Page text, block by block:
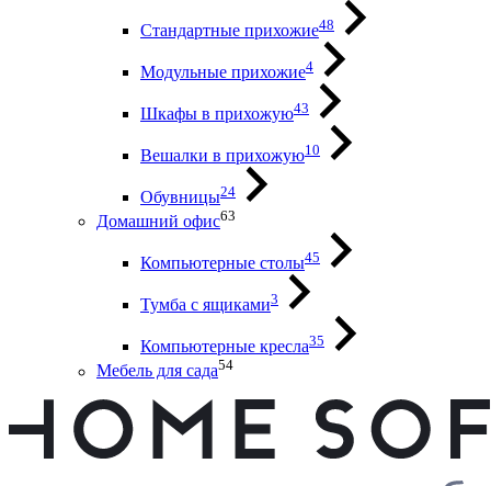
Стандартные прихожие48
Модульные прихожие4
Шкафы в прихожую43
Вешалки в прихожую10
Обувницы24
Домашний офис63
Компьютерные столы45
Тумба с ящиками3
Компьютерные кресла35
Мебель для сада54